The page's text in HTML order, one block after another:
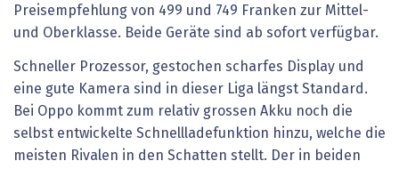
Preisempfehlung von 499 und 749 Franken zur Mittel-
und Oberklasse. Beide Geräte sind ab sofort verfügbar.
Schneller Prozessor, gestochen scharfes Display und
eine gute Kamera sind in dieser Liga längst Standard.
Bei Oppo kommt zum relativ grossen Akku noch die
selbst entwickelte Schnellladefunktion hinzu, welche die
meisten Rivalen in den Schatten stellt. Der in beiden